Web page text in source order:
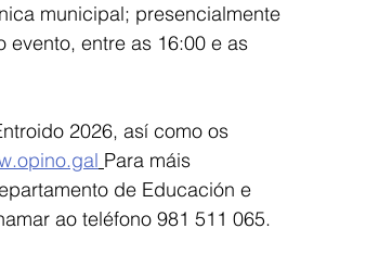
municipal; presencialmente
evento, entre as 16:00 e as
2026, así como os
Para máis
de Educación e
ao teléfono 981 511 065.